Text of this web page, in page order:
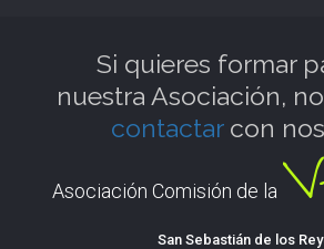
Si quieres formar
nuestra Asociación,
contactarcon
Asociación Comisión de la
San Sebastián de los